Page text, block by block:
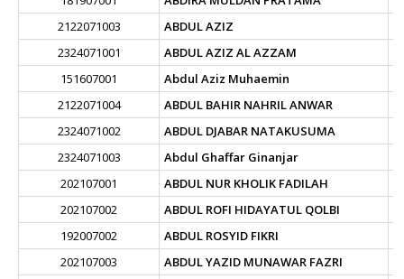
2122071003
ABDUL AZIZ
2324071001
ABDUL AZIZ AL AZZAM
151607001
Abdul Aziz Muhaemin
2122071004
ABDUL BAHIR NAHRIL ANWAR
2324071002
ABDUL DJABAR NATAKUSUMA
2324071003
Abdul Ghaffar Ginanjar
202107001
ABDUL NUR KHOLIK FADILAH
202107002
ABDUL ROFI HIDAYATUL QOLBI
192007002
ABDUL ROSYID FIKRI
202107003
ABDUL YAZID MUNAWAR FAZRI